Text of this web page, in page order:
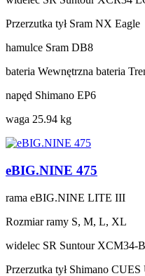
Przerzutka tył Sram NX Eagle
hamulce Sram DB8
bateria Wewnętrzna bateria
napęd Shimano EP6
waga 25.94 kg
eBIG.NINE 475
rama eBIG.NINE LITE III
Rozmiar ramy S, M, L, XL
widelec SR Suntour XCM34-
Przerzutka tył Shimano CUES